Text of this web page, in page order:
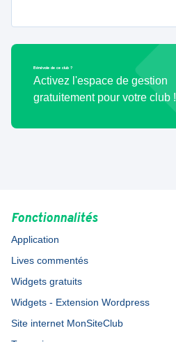
Bénévole de ce club ?
Activez l'espace de gestion
gratuitement pour votre club !
Fonctionnalités
Application
Lives commentés
Widgets gratuits
Widgets - Extension Wordpress
Site internet MonSiteClub